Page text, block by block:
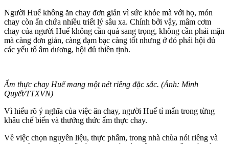
Người Huế không ăn chay đơn giản vì sức khỏe mà với họ, món
chay còn ẩn chứa nhiều triết lý sâu xa. Chính bởi vậy, mâm cơm
chay của người Huế không cần quá sang trọng, không cần phải mặn
mà càng đơn giản, càng đạm bạc càng tốt nhưng ở đó phải hội đủ
các yếu tố âm dương, hội đủ thiền tịnh.
Ẩm thực chay Huế mang một nét riêng đặc sắc. (Ảnh: Minh
Quyết/TTXVN)
Vì hiểu rõ ý nghĩa của việc ăn chay, người Huế tỉ mẩn trong từng
khâu chế biến và thưởng thức ẩm thực chay.
Về việc chọn nguyên liệu, thực phẩm, trong nhà chùa nói riêng và